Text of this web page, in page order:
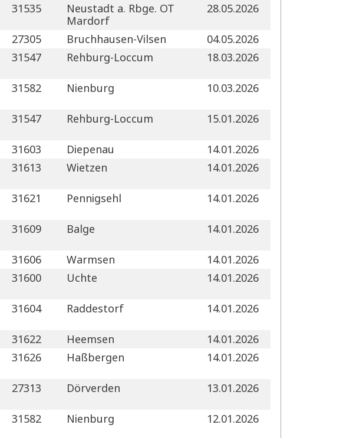
31535
Neustadt a. Rbge. OT
Mardorf
28.05.2026
27305 Bruchhausen-Vilsen
04.05.2026
31547 Rehburg-Loccum 18.03.2026
31582 Nienburg 10.03.2026
31547 Rehburg-Loccum 15.01.2026
31603 Diepenau
14.01.2026
31613 Wietzen 14.01.2026
31621 Pennigsehl 14.01.2026
31609 Balge 14.01.2026
31606 Warmsen
14.01.2026
31600 Uchte 14.01.2026
31604 Raddestorf 14.01.2026
31622 Heemsen
14.01.2026
31626 Haßbergen 14.01.2026
27313 Dörverden 13.01.2026
31582 Nienburg 12.01.2026